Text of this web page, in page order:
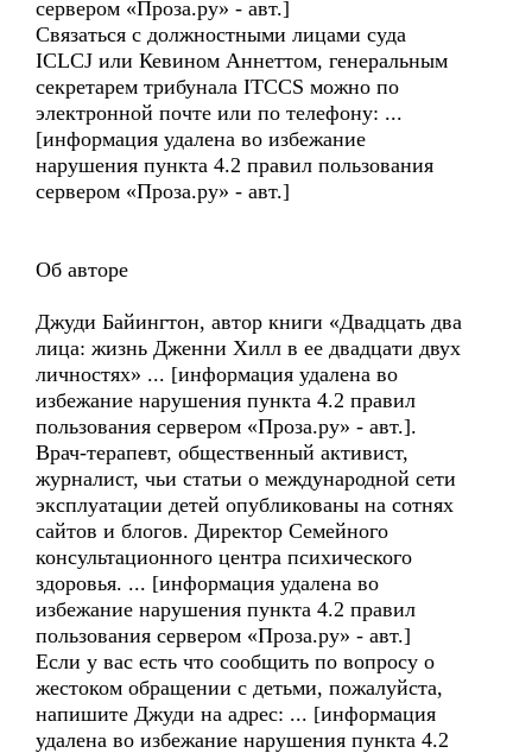
сервером «Проза.ру» - авт.]
Связаться с должностными лицами суда
ICLCJ или Кевином Аннеттом, генеральным
секретарем трибунала ITCCS можно по
электронной почте или по телефону: ...
[информация удалена во избежание
нарушения пункта 4.2 правил пользования
сервером «Проза.ру» - авт.]
Об авторе
Джуди Байингтон, автор книги «Двадцать два
лица: жизнь Дженни Хилл в ее двадцати двух
личностях» ... [информация удалена во
избежание нарушения пункта 4.2 правил
пользования сервером «Проза.ру» - авт.].
Врач-терапевт, общественный активист,
журналист, чьи статьи о международной сети
эксплуатации детей опубликованы на сотнях
сайтов и блогов. Директор Семейного
консультационного центра психического
здоровья. ... [информация удалена во
избежание нарушения пункта 4.2 правил
пользования сервером «Проза.ру» - авт.]
Если у вас есть что сообщить по вопросу о
жестоком обращении с детьми, пожалуйста,
напишите Джуди на адрес: ... [информация
удалена во избежание нарушения пункта 4.2